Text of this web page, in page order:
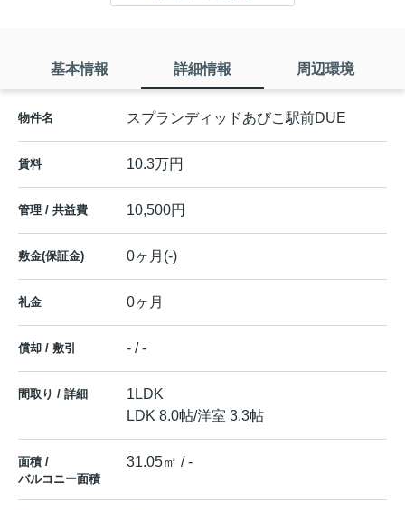
基本情報 詳細情報 周辺環境
物件名 スプランディッドあびこ駅前DUE
賃料 10.3万円
管理 / 共益費 10,500円
敷金(保証金) 0ヶ月(-)
礼金 0ヶ月
償却 / 敷引 - / -
間取り / 詳細
1LDK
LDK 8.0帖/洋室 3.3帖
面積 /
バルコニー面積
31.05㎡ / -